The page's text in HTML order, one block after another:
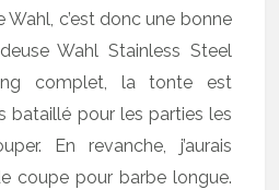
c’est donc une bonne
Wahl Stainless Steel
complet, la tonte est
bataillé pour les parties les
En revanche, j’aurais
coupe pour barbe longue.